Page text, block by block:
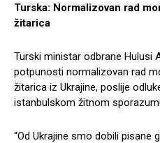
Turska: Normalizovan rad
žitarica
Turski ministar odbrane Hulusi
potpunosti normalizovan rad
žitarica iz Ukrajine, poslije
istanbulskom žitnom
“Od Ukrajine smo dobili pisane